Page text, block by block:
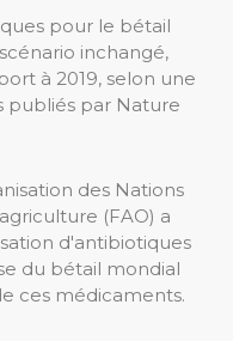
pour le bétail
inchangé,
à 2019, selon une
publiés par Nature
des Nations
(FAO) a
d'antibiotiques
du bétail mondial
ces médicaments.